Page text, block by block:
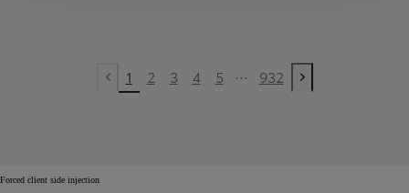
Previous page
1 2 3 4 5 ... 932
Next page
Forced client side injection